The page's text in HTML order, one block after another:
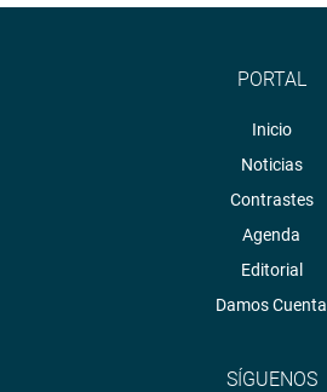
PORTAL
Inicio
Noticias
Contrastes
Agenda
Editorial
Damos Cuenta
SÍGUENOS